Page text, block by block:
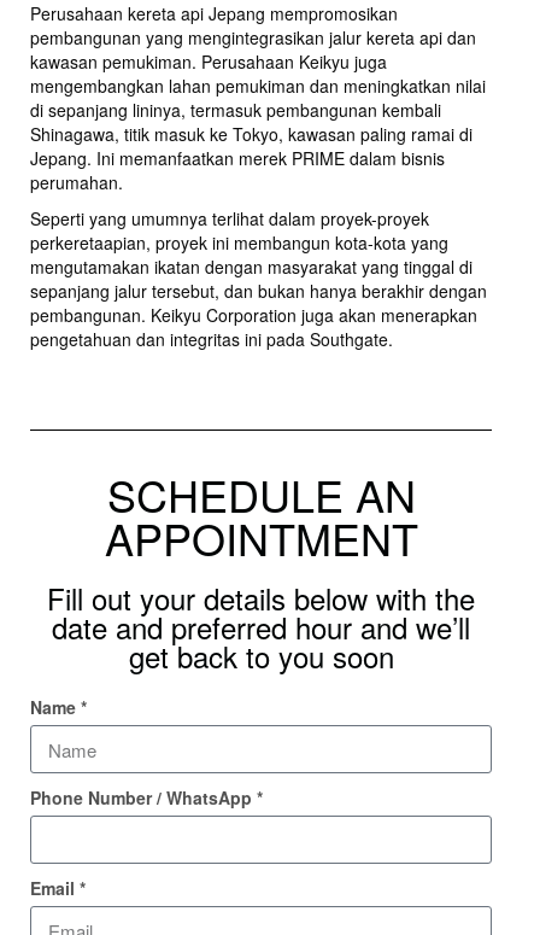
Perusahaan kereta api Jepang mempromosikan
pembangunan yang mengintegrasikan jalur kereta api dan
kawasan pemukiman. Perusahaan Keikyu juga
mengembangkan lahan pemukiman dan meningkatkan nilai
di sepanjang lininya, termasuk pembangunan kembali
Shinagawa, titik masuk ke Tokyo, kawasan paling ramai di
Jepang. Ini memanfaatkan merek PRIME dalam bisnis
perumahan.
Seperti yang umumnya terlihat dalam proyek-proyek
perkeretaapian, proyek ini membangun kota-kota yang
mengutamakan ikatan dengan masyarakat yang tinggal di
sepanjang jalur tersebut, dan bukan hanya berakhir dengan
pembangunan. Keikyu Corporation juga akan menerapkan
pengetahuan dan integritas ini pada Southgate.
SCHEDULE AN
APPOINTMENT
Fill out your details below with the
date and preferred hour and we’ll
get back to you soon
Name *
Phone Number / WhatsApp *
Email *